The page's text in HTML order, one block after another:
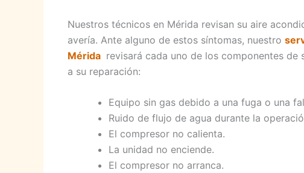
Nuestros técnicos en Mérida revisan su aire
avería. Ante alguno de estos síntomas, nuestro
Mérida revisará cada uno de los componentes
a su reparación:
Equipo sin gas debido a una fuga o una
Ruido de flujo de agua durante la
El compresor no calienta.
La unidad no enciende.
El compresor no arranca.